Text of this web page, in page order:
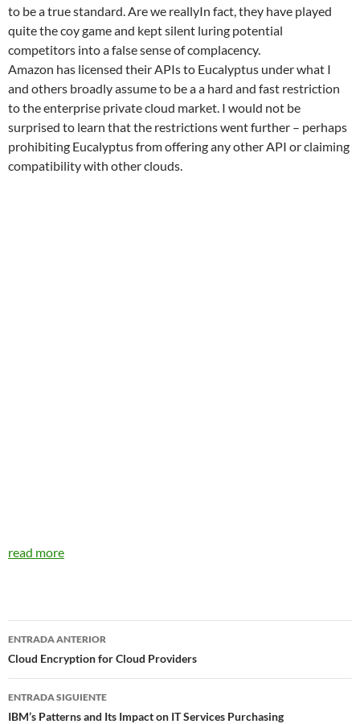
to be a true standard. Are we reallyIn fact, they have played
quite the coy game and kept silent luring potential
competitors into a false sense of complacency.
Amazon has licensed their APIs to Eucalyptus under what I
and others broadly assume to be a a hard and fast restriction
to the enterprise private cloud market. I would not be
surprised to learn that the restrictions went further – perhaps
prohibiting Eucalyptus from offering any other API or claiming
compatibility with other clouds.
read more
Navegador
de
entradas
ENTRADA ANTERIOR
Cloud Encryption for Cloud Providers
ENTRADA SIGUIENTE
IBM’s Patterns and Its Impact on IT Services Purchasing